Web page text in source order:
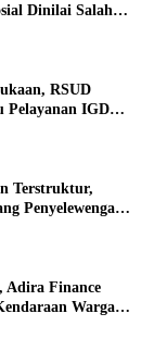
Dinilai Salah
RSUD
Pelayanan IGD
Terstruktur,
Penyelewengan
Adira Finance
Warga